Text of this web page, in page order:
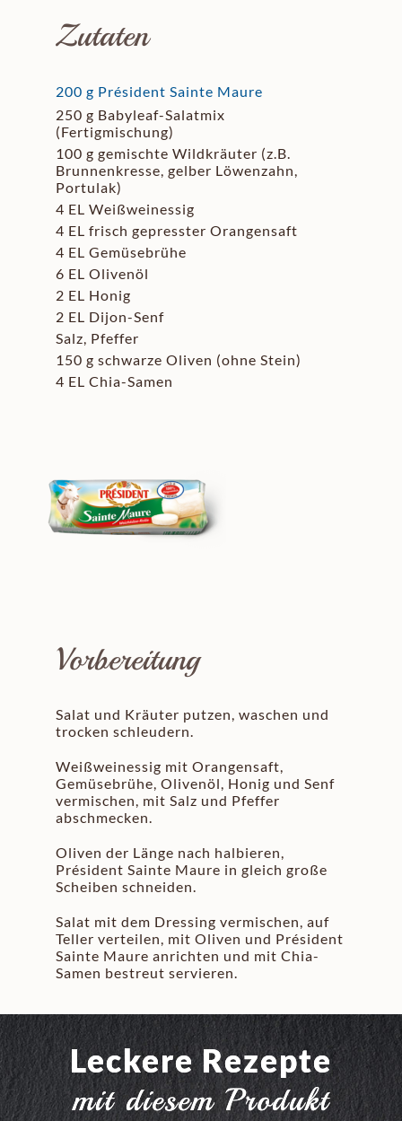
Zutaten
200 g Président Sainte Maure
250 g Babyleaf-Salatmix
(Fertigmischung)
100 g gemischte Wildkräuter (z.B.
Brunnenkresse, gelber Löwenzahn,
Portulak)
4 EL Weißweinessig
4 EL frisch gepresster Orangensaft
4 EL Gemüsebrühe
6 EL Olivenöl
2 EL Honig
2 EL Dijon-Senf
Salz, Pfeffer
150 g schwarze Oliven (ohne Stein)
4 EL Chia-Samen
Vorbereitung
Salat und Kräuter putzen, waschen und
trocken schleudern.
Weißweinessig mit Orangensaft,
Gemüsebrühe, Olivenöl, Honig und Senf
vermischen, mit Salz und Pfeffer
abschmecken.
Oliven der Länge nach halbieren,
Président Sainte Maure in gleich große
Scheiben schneiden.
Salat mit dem Dressing vermischen, auf
Teller verteilen, mit Oliven und Président
Sainte Maure anrichten und mit Chia-
Samen bestreut servieren.
Leckere Rezepte
mit diesem Produkt